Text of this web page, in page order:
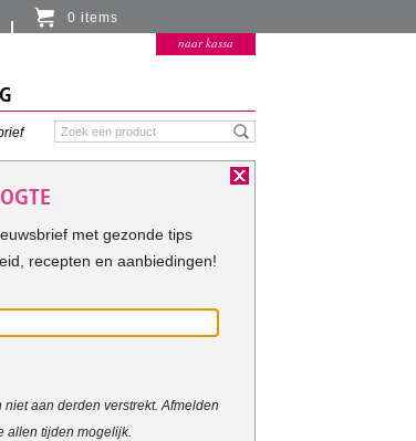
0 items
Er zitten momenteel geen artikelen in de
naar kassa
met gezonde tips
recepten en aanbiedingen!
aan derden verstrekt. Afmelden
allen tijden mogelijk.